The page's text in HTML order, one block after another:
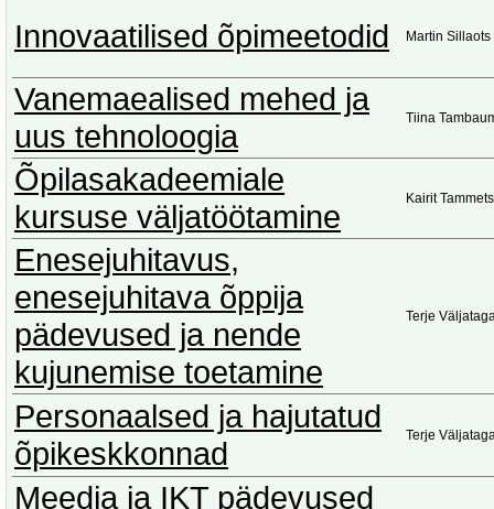
Innovaatilised õpimeetodid Martin Sillaots
Vanemaealised mehed ja
uus tehnoloogia
Tiina
Õpilasakadeemiale
kursuse väljatöötamine
Kairit Tammets
Enesejuhitavus,
enesejuhitava õppija
pädevused ja nende
kujunemise toetamine
Terje
Personaalsed ja hajutatud
õpikeskkonnad
Terje
Meedia ja IKT pädevused